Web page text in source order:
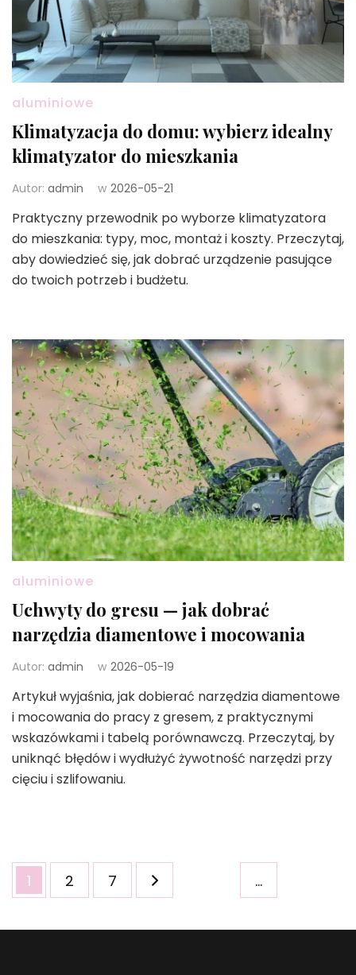
aluminiowe
Klimatyzacja do domu: wybierz idealny
klimatyzator do mieszkania
Autor: admin w 2026-05-21
Praktyczny przewodnik po wyborze klimatyzatora
do mieszkania: typy, moc, montaż i koszty. Przeczytaj,
aby dowiedzieć się, jak dobrać urządzenie pasujące
do twoich potrzeb i budżetu.
aluminiowe
Uchwyty do gresu — jak dobrać
narzędzia diamentowe i mocowania
Autor: admin w 2026-05-19
Artykuł wyjaśnia, jak dobierać narzędzia diamentowe
i mocowania do pracy z gresem, z praktycznymi
wskazówkami i tabelą porównawczą. Przeczytaj, by
uniknąć błędów i wydłużyć żywotność narzędzi przy
cięciu i szlifowaniu.
Stronicowanie
wpisów
Strona
1 Strona
2 …
Strona
7